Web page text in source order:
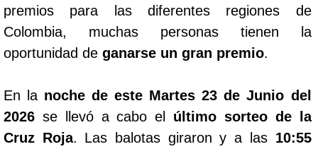
premios para las diferentes regiones de
Colombia, muchas personas tienen la
oportunidad de ganarse un gran premio.
En la noche de este Martes 23 de Junio del
2026 se llevó a cabo el último sorteo de la
Cruz Roja. Las balotas giraron y a las 10:55